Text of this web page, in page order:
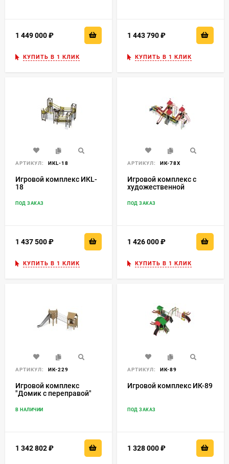
1 449 000
КУПИТЬ В 1 КЛИК
1 443 790
КУПИТЬ В 1 КЛИК
АРТИКУЛ: ИКL-18
Игровой комплекс ИКL-
18
ПОД ЗАКАЗ
1 437 500
КУПИТЬ В 1 КЛИК
АРТИКУЛ: ИК-78Х
Игровой комплекс с
художественной
ПОД ЗАКАЗ
1 426 000
КУПИТЬ В 1 КЛИК
АРТИКУЛ: ИК-229
Игровой комплекс
"Домик с переправой"
В НАЛИЧИИ
1 342 802
АРТИКУЛ: ИК-89
Игровой комплекс ИК-89
ПОД ЗАКАЗ
1 328 000